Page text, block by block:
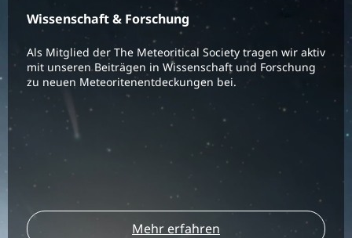
Wissenschaft & Forschung
Als Mitglied der The Meteoritical Society tragen wir aktiv
mit unseren Beiträgen in Wissenschaft und Forschung
zu neuen Meteoritenentdeckungen bei.
Mehr erfahren